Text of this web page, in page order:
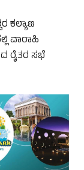
ಕಲ್ಯಾಣ
ವಾರಾಹಿ
ರೈತರ ಸಭೆ